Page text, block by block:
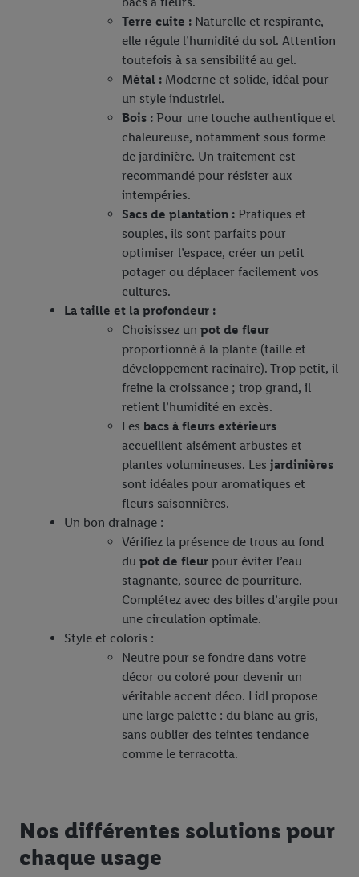
Terre cuite : Naturelle et respirante,
elle régule l’humidité du sol. Attention
toutefois à sa sensibilité au gel.
Métal : Moderne et solide, idéal pour
un style industriel.
Bois : Pour une touche authentique et
chaleureuse, notamment sous forme
de jardinière. Un traitement est
recommandé pour résister aux
intempéries.
Sacs de plantation : Pratiques et
souples, ils sont parfaits pour
optimiser l’espace, créer un petit
potager ou déplacer facilement vos
cultures.
La taille et la profondeur :
Choisissez un pot de fleur
proportionné à la plante (taille et
développement racinaire). Trop petit, il
freine la croissance ; trop grand, il
retient l’humidité en excès.
Les bacs à fleurs extérieurs
accueillent aisément arbustes et
plantes volumineuses. Les jardinières
sont idéales pour aromatiques et
fleurs saisonnières.
Un bon drainage :
Vérifiez la présence de trous au fond
du pot de fleur pour éviter l’eau
stagnante, source de pourriture.
Complétez avec des billes d’argile pour
une circulation optimale.
Style et coloris :
Neutre pour se fondre dans votre
décor ou coloré pour devenir un
véritable accent déco. Lidl propose
une large palette : du blanc au gris,
sans oublier des teintes tendance
comme le terracotta.
Nos différentes solutions pour
chaque usage